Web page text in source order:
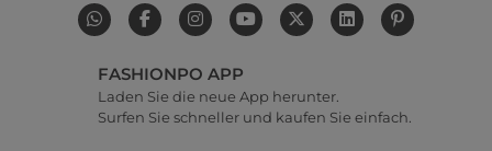
FASHIONPO APP
Laden Sie die neue App herunter.
Surfen Sie schneller und kaufen Sie einfach.